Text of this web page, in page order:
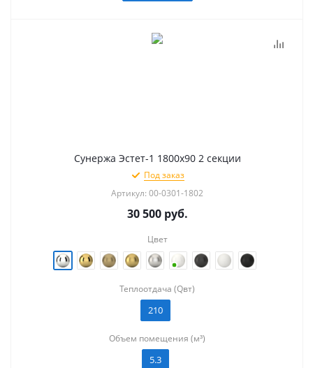
Сунержа Эстет-1 1800х90 2 секции
Под заказ
Артикул: 00-0301-1802
30 500руб.
Цвет
Теплоотдача (Qвт)
210
Объем помещения (м³)
5.3